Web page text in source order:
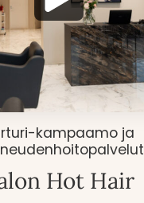
kampaamo ja
Hot Hair